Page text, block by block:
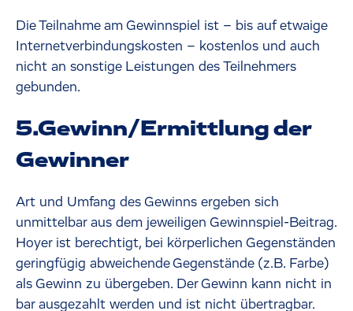
Die Teilnahme am Gewinnspiel ist – bis auf etwaige
Internetverbindungskosten – kostenlos und auch
nicht an sonstige Leistungen des Teilnehmers
gebunden.
5.Gewinn/Ermittlung der
Gewinner
Art und Umfang des Gewinns ergeben sich
unmittelbar aus dem jeweiligen Gewinnspiel-Beitrag.
Hoyer ist berechtigt, bei körperlichen Gegenständen
geringfügig abweichende Gegenstände (z.B. Farbe)
als Gewinn zu übergeben. Der Gewinn kann nicht in
bar ausgezahlt werden und ist nicht übertragbar.